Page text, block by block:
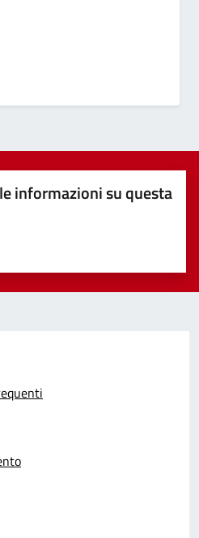
informazioni su questa
su 5
su 5